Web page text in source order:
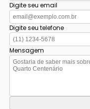
Digite seu email
Digite seu telefone
Mensagem